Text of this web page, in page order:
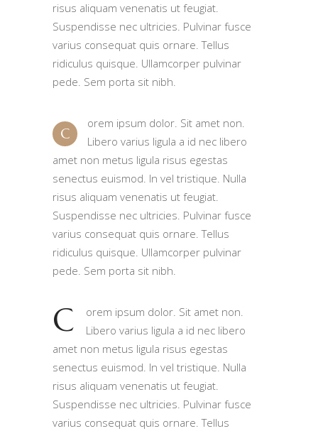
risus aliquam venenatis ut feugiat.
Suspendisse nec ultricies. Pulvinar fusce
varius consequat quis ornare. Tellus
ridiculus quisque. Ullamcorper pulvinar
pede. Sem porta sit nibh.
C
orem ipsum dolor. Sit amet non.
Libero varius ligula a id nec libero
amet non metus ligula risus egestas
senectus euismod. In vel tristique. Nulla
risus aliquam venenatis ut feugiat.
Suspendisse nec ultricies. Pulvinar fusce
varius consequat quis ornare. Tellus
ridiculus quisque. Ullamcorper pulvinar
pede. Sem porta sit nibh.
C
orem ipsum dolor. Sit amet non.
Libero varius ligula a id nec libero
amet non metus ligula risus egestas
senectus euismod. In vel tristique. Nulla
risus aliquam venenatis ut feugiat.
Suspendisse nec ultricies. Pulvinar fusce
varius consequat quis ornare. Tellus